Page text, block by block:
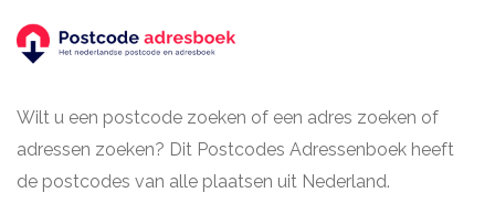
Wilt u een postcode zoeken of een adres zoeken of
adressen zoeken? Dit Postcodes Adressenboek heeft
de postcodes van alle plaatsen uit Nederland.